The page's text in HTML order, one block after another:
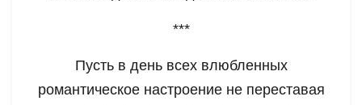
***
Пусть в день всех влюбленных
романтическое настроение не переставая